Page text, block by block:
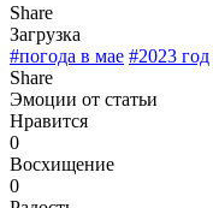
Share
Загрузка
#погода в мае #2023 год
Share
Эмоции от статьи
Нравится
0
Восхищение
0